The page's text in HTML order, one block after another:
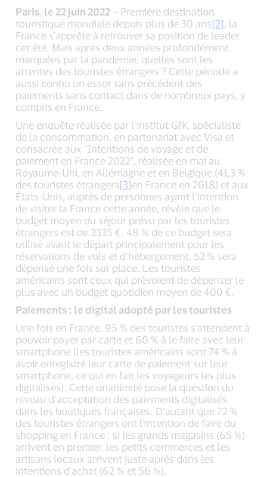
Paris, le 22 juin 2022 – Première destination
touristique mondiale depuis plus de 30 ans[2] , la
France s'apprête à retrouver sa position de leader
cet été. Mais après deux années profondément
marquées par la pandémie, quelles sont les
attentes des touristes étrangers ? Cette période a
aussi connu un essor sans précédent des
paiements sans contact dans de nombreux pays, y
compris en France.
Une enquête réalisée par l’institut GfK, spécialiste
de la consommation, en partenariat avec Visa et
consacrée aux "Intentions de voyage et de
paiement en France 2022", réalisée en mai au
Royaume-Uni, en Allemagne et en Belgique (41,3 %
des touristes étrangers[3]en France en 2018) et aux
États-Unis, auprès de personnes ayant l’intention
de visiter la France cette année, révèle que le
budget moyen du séjour prévu par les touristes
étrangers est de 3335 €. 48 % de ce budget sera
utilisé avant le départ principalement pour les
réservations de vols et d’hébergement, 52 % sera
dépensé une fois sur place. Les touristes
américains sont ceux qui prévoient de dépenser le
plus avec un budget quotidien moyen de 400 €.
Paiements : le digital adopté par les touristes
Une fois en France, 95 % des touristes s'attendent à
pouvoir payer par carte et 60 % à le faire avec leur
smartphone (les touristes américains sont 74 % à
avoir enregistré leur carte de paiement sur leur
smartphone, ce qui en fait les voyageurs les plus
digitalisés). Cette unanimité pose la question du
niveau d’acceptation des paiements digitalisés
dans les boutiques françaises. D’autant que 72 %
des touristes étrangers ont l'intention de faire du
shopping en France : si les grands magasins (65 %)
arrivent en premier, les petits commerces et les
artisans locaux arrivent juste après dans les
intentions d'achat (62 % et 56 %).